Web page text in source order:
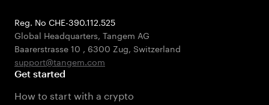
Reg. No CHE-390.112.525
Global Headquarters, Tangem AG
Baarerstrasse 10 , 6300 Zug, Switzerland
support@tangem.com
Get started
How to start with a crypto